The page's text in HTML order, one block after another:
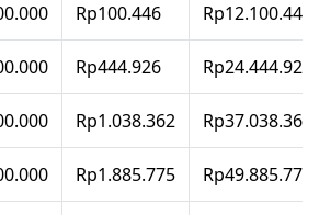
Rp100.446 Rp12.100.446
Rp444.926 Rp24.444.926
Rp1.038.362 Rp37.038.362
Rp1.885.775 Rp49.885.775